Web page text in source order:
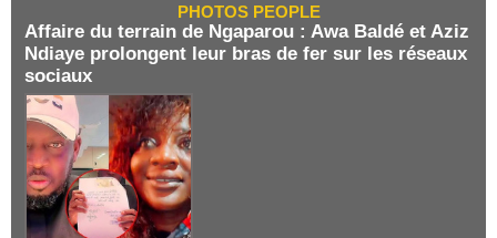
PHOTOS PEOPLE
Affaire du terrain de Ngaparou : Awa Baldé et Aziz
Ndiaye prolongent leur bras de fer sur les réseaux
sociaux